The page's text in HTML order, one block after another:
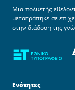
Μια πολυετής
μετατράπηκε σε
στην διάδοση της
Ενότητες